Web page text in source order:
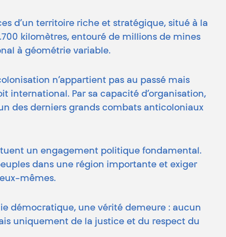
d’un territoire riche et stratégique, situé à la
kilomètres, entouré de millions de mines
à géométrie variable.
n’appartient pas au passé mais
international. Par sa capacité d’organisation,
des derniers grands combats anticoloniaux
un engagement politique fondamental.
dans une région importante et exiger
mêmes.
démocratique, une vérité demeure : aucun
uniquement de la justice et du respect du